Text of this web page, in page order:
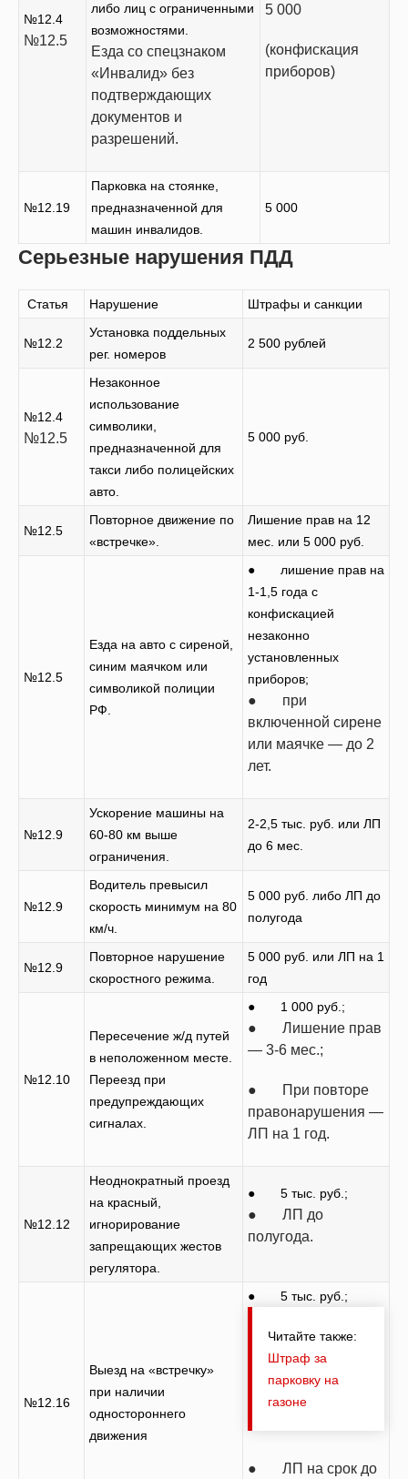
№12.4
№12.5
либо лиц с ограниченными
возможностями.
Езда со спецзнаком
«Инвалид» без
подтверждающих
документов и
разрешений.
5 000
(конфискация
приборов)
№12.19
Парковка на стоянке,
предназначенной для
машин инвалидов.
5 000
Серьезные нарушения ПДД
Статья Нарушение Штрафы и санкции
№12.2
Установка поддельных
рег. номеров
2 500 рублей
№12.4
№12.5
Незаконное
использование
символики,
предназначенной для
такси либо полицейских
авто.
5 000 руб.
№12.5
Повторное движение по
«встречке».
Лишение прав на 12
мес. или 5 000 руб.
№12.5
Езда на авто с сиреной,
синим маячком или
символикой полиции
РФ.
● лишение прав на
1-1,5 года с
конфискацией
незаконно
установленных
приборов;
● при
включенной сирене
или маячке — до 2
лет.
№12.9
Ускорение машины на
60-80 км выше
ограничения.
2-2,5 тыс. руб. или ЛП
до 6 мес.
№12.9
Водитель превысил
скорость минимум на 80
км/ч.
5 000 руб. либо ЛП до
полугода
№12.9
Повторное нарушение
скоростного режима.
5 000 руб. или ЛП на 1
год
№12.10
Пересечение ж/д путей
в неположенном месте.
Переезд при
предупреждающих
сигналах.
● 1 000 руб.;
● Лишение прав
— 3-6 мес.;
● При повторе
правонарушения —
ЛП на 1 год.
№12.12
Неоднократный проезд
на красный,
игнорирование
запрещающих жестов
регулятора.
● 5 тыс. руб.;
● ЛП до
полугода.
№12.16
Выезд на «встречку»
при наличии
одностороннего
движения
● 5 тыс. руб.;
Читайте также:
Штраф за
парковку на
газоне
● ЛП на срок до